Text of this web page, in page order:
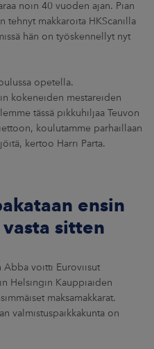
noin 40 vuoden ajan. Pian
tehnyt makkaroita HKScanilla
hän on työskennellyt nyt
opetella.
kokeneiden mestareiden
tässä pikkuhiljaa Teuvon
koulutamme parhaillaan
kertoo Harri Parta.
ensin
sitten
Abba voitti Euroviisut
Helsingin Kauppiaiden
maksamakkarat.
valmistuspaikkakunta on